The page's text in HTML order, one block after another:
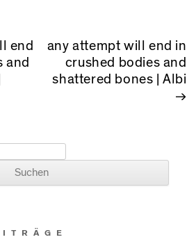
end
and
any attempt will end in
crushed bodies and
shattered bones | Albi
→